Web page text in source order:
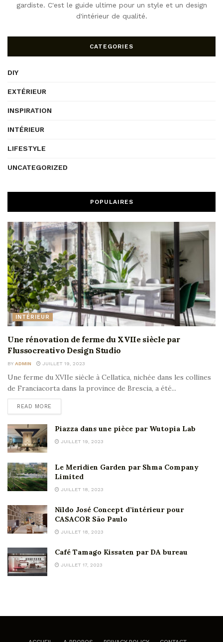
gardiste. C'est le guide ultime pour un style et un design
d'intérieur de qualité.
CATEGORIES
DIY
EXTÉRIEUR
INSPIRATION
INTÉRIEUR
LIFESTYLE
UNCATEGORIZED
POPULAIRES
INTÉRIEUR
Une rénovation de ferme du XVIIe siècle par
Flussocreativo Design Studio
BY ADMIN JUILLET 19, 2023
Une ferme du XVIIe siècle à Cellatica, nichée dans les collines
de Franciacorta dans la province de Brescia, a été...
READ MORE
Piazza dans une pièce par Wutopia Lab
JUILLET 19, 2023
Le Meridien Garden par Shma Company
Limited
JUILLET 18, 2023
Nildo José Concept d’intérieur pour
CASACOR São Paulo
JUILLET 18, 2023
Café Tamago Kissaten par DA bureau
JUILLET 17, 2023